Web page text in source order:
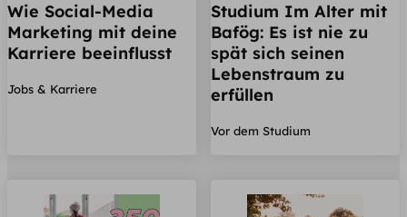
Wie Social-Media
Marketing mit deine
Karriere beeinflusst
Jobs & Karriere
Studium Im Alter mit
Bafög: Es ist nie zu
spät sich seinen
Lebenstraum zu
erfüllen
Vor dem Studium